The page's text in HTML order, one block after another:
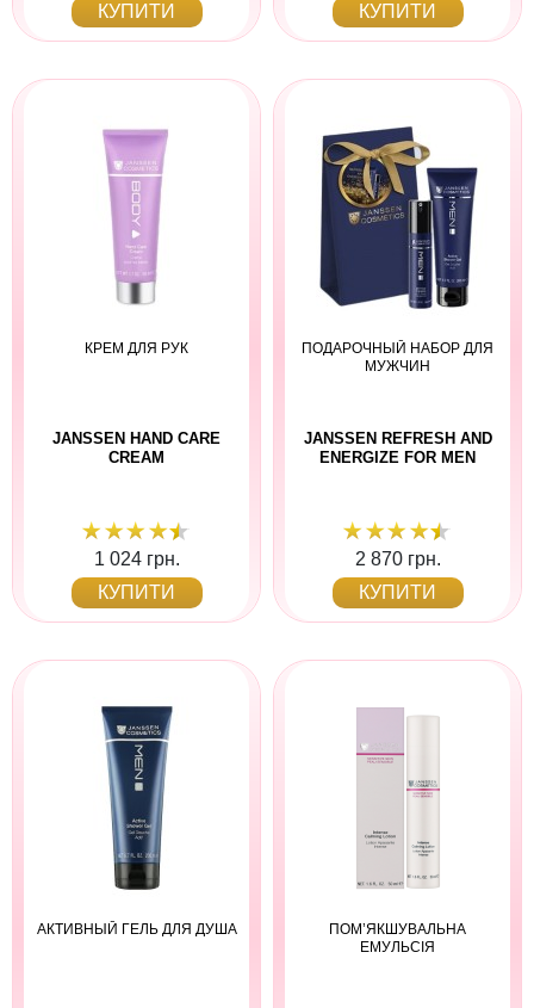
КУПИТИ
КУПИТИ
КРЕМ ДЛЯ РУК
JANSSEN HAND CARE
CREAM
1 024 грн.
КУПИТИ
ПОДАРОЧНЫЙ НАБОР ДЛЯ
МУЖЧИН
JANSSEN REFRESH AND
ENERGIZE FOR MEN
2 870 грн.
КУПИТИ
АКТИВНЫЙ ГЕЛЬ ДЛЯ ДУША
ПОМ’ЯКШУВАЛЬНА
ЕМУЛЬСІЯ